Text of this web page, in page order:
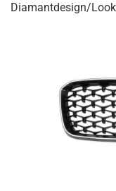
Diamantdesign/Look